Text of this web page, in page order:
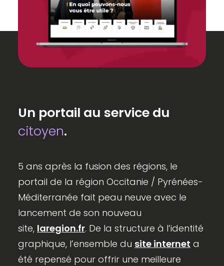
Un portail au service du
citoyen.
5 ans après la fusion des régions, le
portail de la région Occitanie / Pyrénées-
Méditerranée fait peau neuve avec le
lancement de son nouveau
site, laregion.fr. De la structure à l’identité
graphique, l’ensemble du site internet a
été repensé pour offrir une meilleure